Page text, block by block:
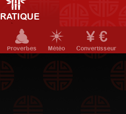
Proverbes Météo Convertisseur